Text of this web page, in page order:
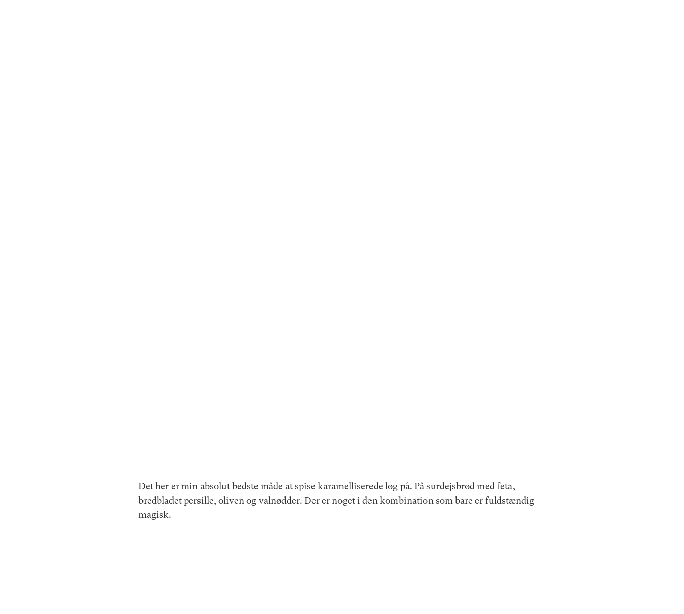
Det her er min absolut bedste måde at spise karamelliserede løg på. På surdejsbrød med feta,
bredbladet persille, oliven og valnødder. Der er noget i den kombination som bare er fuldstændig
magisk.